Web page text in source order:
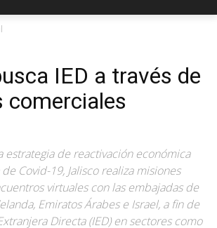
IED a través de
comerciales
estrategia de reactivación económica
Covid-19, Jalisco realiza misiones
virtuales con las embajadas de
Emiratos Árabes e Israel, a fin de
Directa (IED) en sectores como